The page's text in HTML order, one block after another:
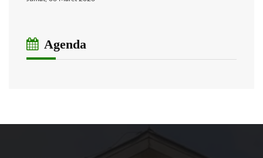
Agenda